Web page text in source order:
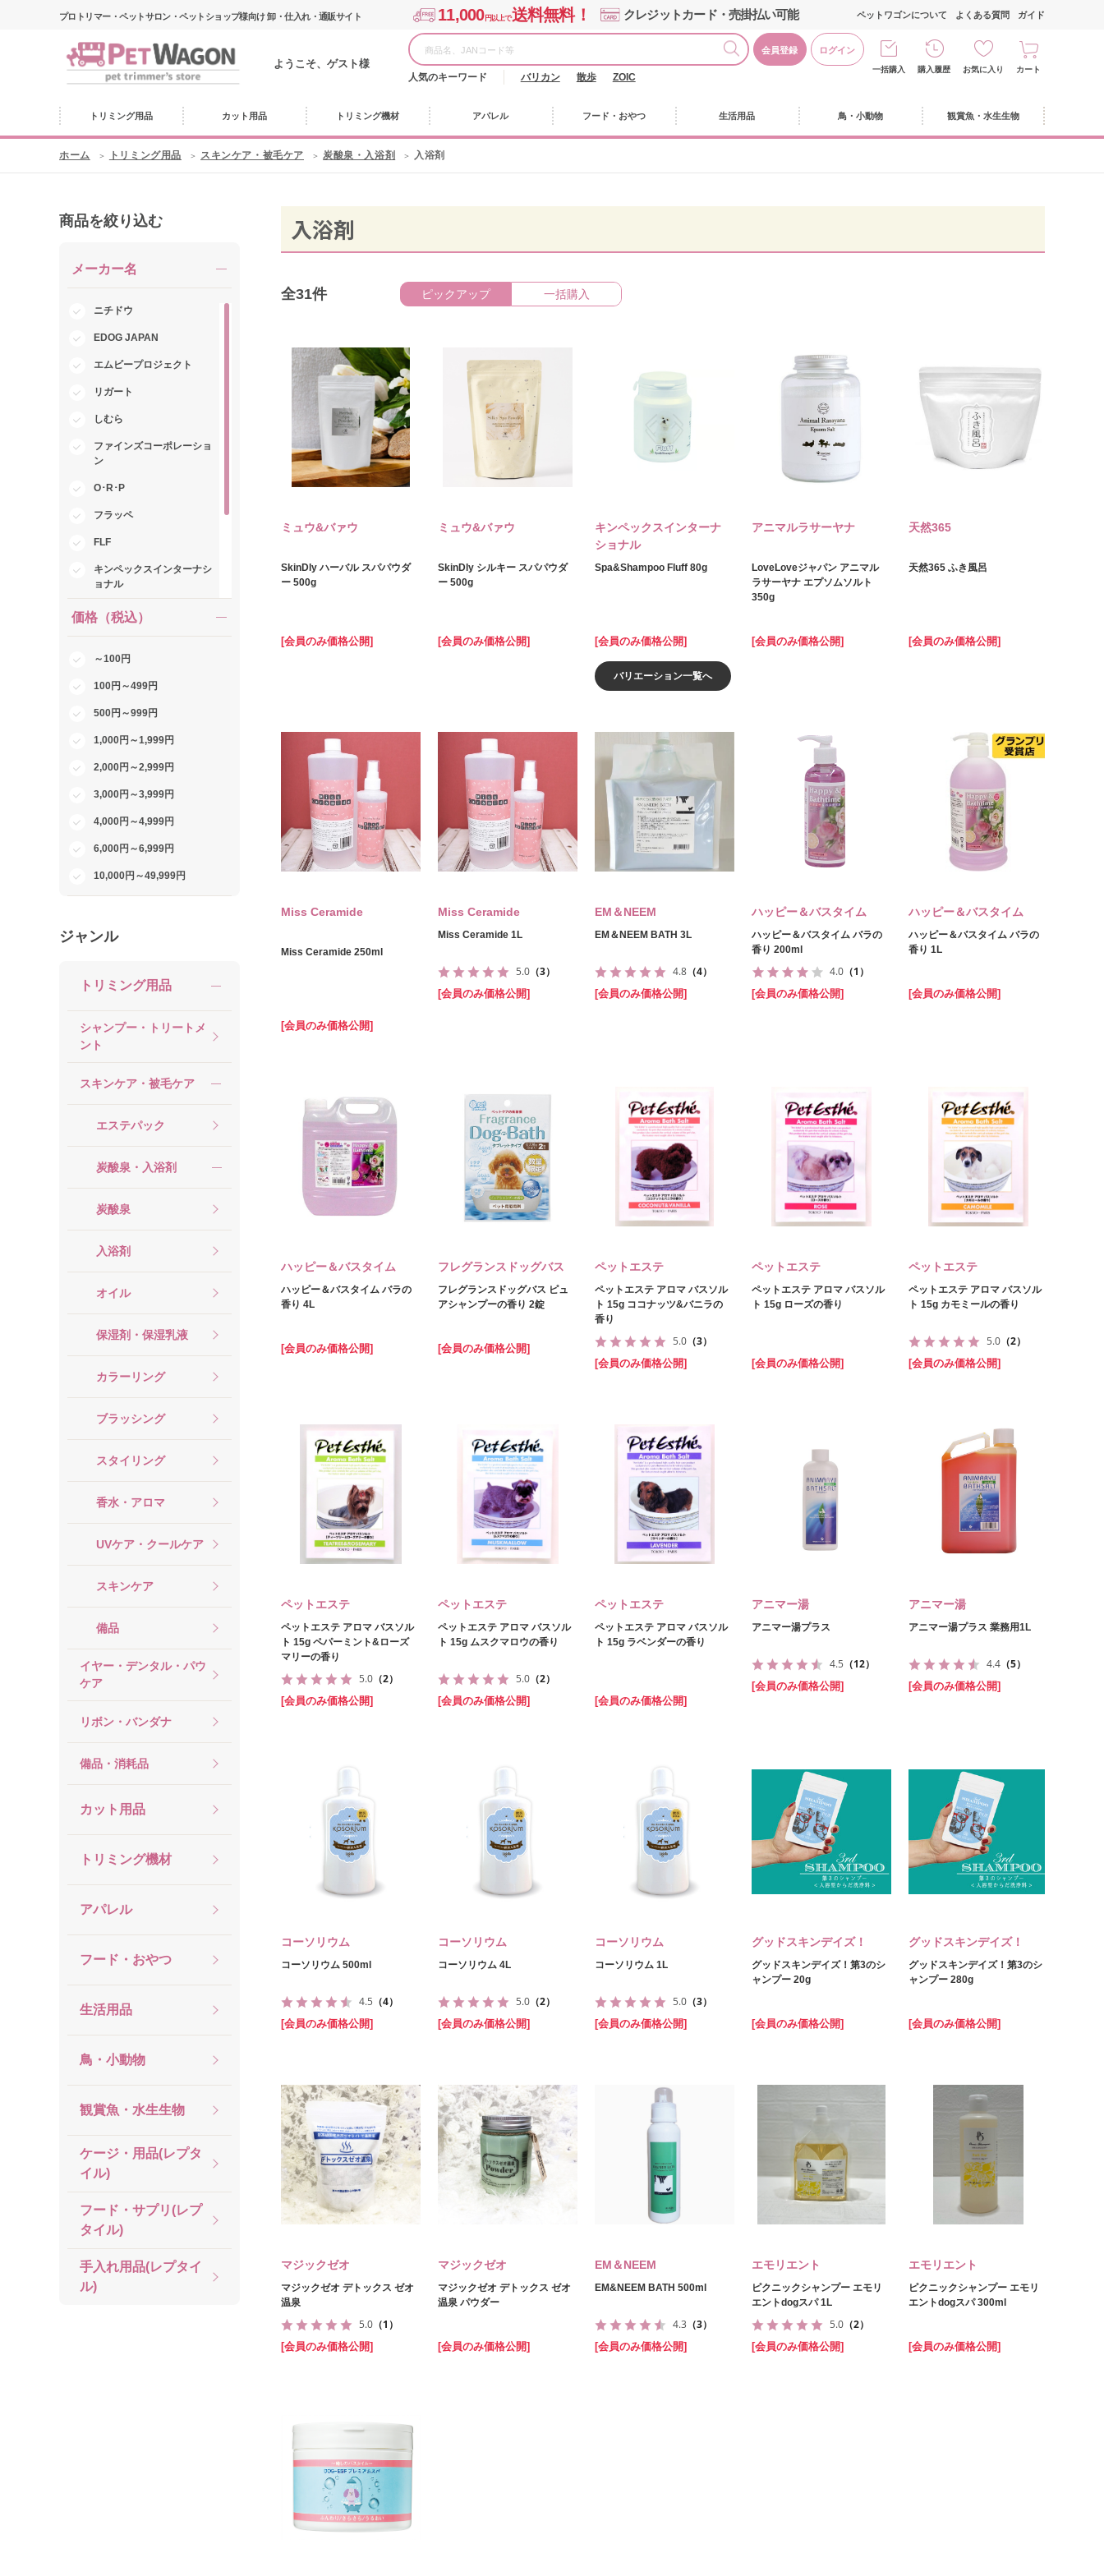
プロトリマー・ペットサロン・ペットショップ様向け 卸・仕入れ・通販サイト 11,000円以上で送料無料！ クレジットカード・売掛払い可能
ようこそ、ゲスト様
会員登録 ログイン
人気のキーワード バリカン 散歩 ZOIC
ペットワゴンについて よくある質問 ガイド
一括購入 購入履歴 お気に入り カート
トリミング用品 カット用品 トリミング機材 アパレル フード・おやつ 生活用品 鳥・小動物 観賞魚・水生生物
ホーム トリミング用品 スキンケア・被毛ケア 炭酸泉・入浴剤 入浴剤
商品を絞り込む
メーカー名
ニチドウ
EDOG JAPAN
エムビープロジェクト
リガート
しむら
ファインズコーポレーショ
ン
O･R･P
フラッペ
FLF
キンペックスインターナシ
ョナル
紀陽除虫菊
inufuwari
BLOOM
ペットバリエーション
価格（税込）
～100円
100円～499円
500円～999円
1,000円～1,999円
2,000円～2,999円
3,000円～3,999円
4,000円～4,999円
6,000円～6,999円
10,000円～49,999円
ジャンル
トリミング用品
シャンプー・トリートメ
ント
スキンケア・被毛ケア
エステパック
炭酸泉・入浴剤
炭酸泉
入浴剤
オイル
保湿剤・保湿乳液
カラーリング
ブラッシング
スタイリング
香水・アロマ
UVケア・クールケア
スキンケア
備品
イヤー・デンタル・パウ
ケア
リボン・バンダナ
備品・消耗品
カット用品
トリミング機材
アパレル
フード・おやつ
生活用品
鳥・小動物
観賞魚・水生生物
ケージ・用品(レプタ
イル)
フード・サプリ(レプ
タイル)
手入れ用品(レプタイ
ル)
入浴剤
全31件 ピックアップ 一括購入
ミュウ&バァウ
SkinDly ハーバル スパパウダ
ー 500g
[会員のみ価格公開]
ミュウ&バァウ
SkinDly シルキー スパパウダ
ー 500g
[会員のみ価格公開]
キンペックスインターナ
ショナル
Spa&Shampoo Fluff 80g
[会員のみ価格公開]
バリエーション一覧へ
アニマルラサーヤナ
LoveLoveジャパン アニマル
ラサーヤナ エプソムソルト
350g
[会員のみ価格公開]
天然365
天然365 ふき風呂
[会員のみ価格公開]
Miss Ceramide
Miss Ceramide 250ml
[会員のみ価格公開]
Miss Ceramide
Miss Ceramide 1L
5.0 （3）
[会員のみ価格公開]
EM＆NEEM
EM＆NEEM BATH 3L
4.8 （4）
[会員のみ価格公開]
ハッピー＆バスタイム
ハッピー＆バスタイム バラの
香り 200ml
4.0 （1）
[会員のみ価格公開]
ハッピー＆バスタイム
ハッピー＆バスタイム バラの
香り 1L
[会員のみ価格公開]
ハッピー＆バスタイム
ハッピー＆バスタイム バラの
香り 4L
[会員のみ価格公開]
フレグランスドッグバス
フレグランスドッグバス ピュ
アシャンプーの香り 2錠
[会員のみ価格公開]
ペットエステ
ペットエステ アロマ バスソル
ト 15g ココナッツ&バニラの
香り
5.0 （3）
[会員のみ価格公開]
ペットエステ
ペットエステ アロマ バスソル
ト 15g ローズの香り
[会員のみ価格公開]
ペットエステ
ペットエステ アロマ バスソル
ト 15g カモミールの香り
5.0 （2）
[会員のみ価格公開]
ペットエステ
ペットエステ アロマ バスソル
ト 15g ペパーミント&ローズ
マリーの香り
5.0 （2）
[会員のみ価格公開]
ペットエステ
ペットエステ アロマ バスソル
ト 15g ムスクマロウの香り
5.0 （2）
[会員のみ価格公開]
ペットエステ
ペットエステ アロマ バスソル
ト 15g ラベンダーの香り
[会員のみ価格公開]
アニマー湯
アニマー湯プラス
4.5 （12）
[会員のみ価格公開]
アニマー湯
アニマー湯プラス 業務用1L
4.4 （5）
[会員のみ価格公開]
コーソリウム
コーソリウム 500ml
4.5 （4）
[会員のみ価格公開]
コーソリウム
コーソリウム 4L
5.0 （2）
[会員のみ価格公開]
コーソリウム
コーソリウム 1L
5.0 （3）
[会員のみ価格公開]
グッドスキンデイズ！
グッドスキンデイズ！第3のシ
ャンプー 20g
[会員のみ価格公開]
グッドスキンデイズ！
グッドスキンデイズ！第3のシ
ャンプー 280g
[会員のみ価格公開]
マジックゼオ
マジックゼオ デトックス ゼオ
温泉
5.0 （1）
[会員のみ価格公開]
マジックゼオ
マジックゼオ デトックス ゼオ
温泉 パウダー
[会員のみ価格公開]
EM＆NEEM
EM&NEEM BATH 500ml
4.3 （3）
[会員のみ価格公開]
エモリエント
ピクニックシャンプー エモリ
エントdogスパ 1L
5.0 （2）
[会員のみ価格公開]
エモリエント
ピクニックシャンプー エモリ
エントdogスパ 300ml
[会員のみ価格公開]